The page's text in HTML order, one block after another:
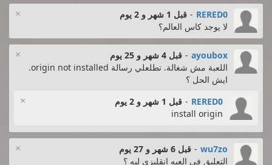
× RERED0
- قبل 1 شهر و 2 يوم
لا يوجد كاس العالم؟
× ayoubox
- قبل 4 شهر و 25 يوم
اللعبة مش شغالة. تطلعلي رسالة origin not installed.
ايش الحل ؟
× RERED0
- قبل 1 شهر و 2 يوم
install origin
× wu7zo
- قبل 6 شهر و 27 يوم
التعليق في العبه انقليزي ليه ؟